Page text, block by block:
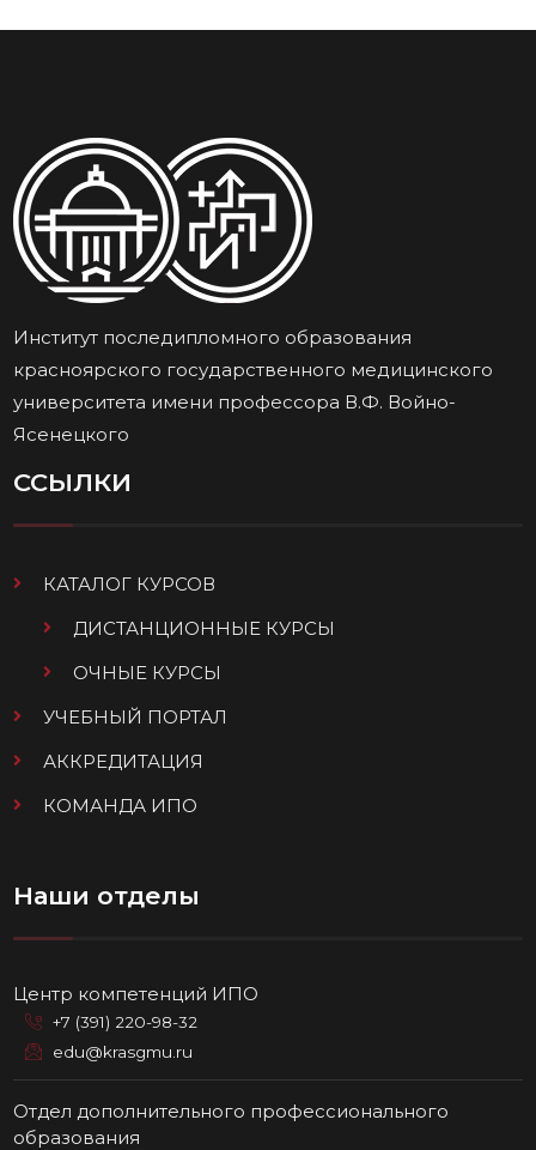
Институт последипломного образования
красноярского государственного медицинского
университета имени профессора В.Ф. Войно-
Ясенецкого
ССЫЛКИ
КАТАЛОГ КУРСОВ
ДИСТАНЦИОННЫЕ КУРСЫ
ОЧНЫЕ КУРСЫ
УЧЕБНЫЙ ПОРТАЛ
АККРЕДИТАЦИЯ
КОМАНДА ИПО
Наши отделы
Центр компетенций ИПО
+7 (391) 220-98-32
edu@krasgmu.ru
Отдел дополнительного профессионального
образования